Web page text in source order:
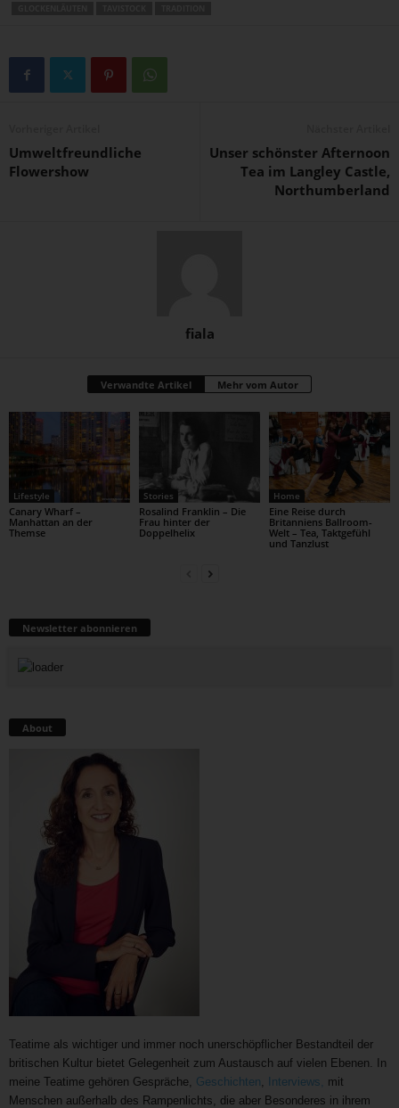
Umweltfreundliche
Flowershow
Unser schönster Afternoon
Tea im Langley Castle,
Northumberland
fiala
Verwandte Artikel Mehr vom Autor
Lifestyle
Canary Wharf –
Manhattan an der
Themse
Stories
Rosalind Franklin – Die
Frau hinter der
Doppelhelix
Home
Eine Reise durch
Britanniens Ballroom-
Welt – Tea, Taktgefühl
und Tanzlust
Newsletter abonnieren
About
Teatime als wichtiger und immer noch unerschöpflicher Bestandteil der
britischen Kultur bietet Gelegenheit zum Austausch auf vielen Ebenen. In
meine Teatime gehören Gespräche, Geschichten Interviews,
mit
Menschen außerhalb des Rampenlichts, die aber Besonderes in ihrem